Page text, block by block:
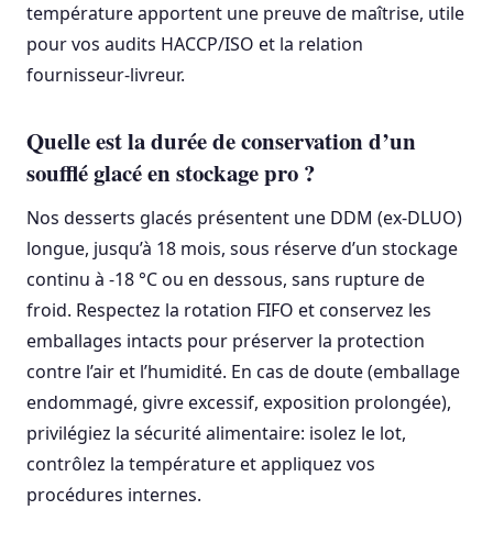
température apportent une preuve de maîtrise, utile
pour vos audits HACCP/ISO et la relation
fournisseur-livreur.
Quelle est la durée de conservation d’un
soufflé glacé en stockage pro ?
Nos desserts glacés présentent une DDM (ex-DLUO)
longue, jusqu’à 18 mois, sous réserve d’un stockage
continu à -18 °C ou en dessous, sans rupture de
froid. Respectez la rotation FIFO et conservez les
emballages intacts pour préserver la protection
contre l’air et l’humidité. En cas de doute (emballage
endommagé, givre excessif, exposition prolongée),
privilégiez la sécurité alimentaire: isolez le lot,
contrôlez la température et appliquez vos
procédures internes.